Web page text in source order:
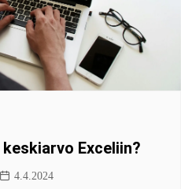
Exceliin?
4.4.2024